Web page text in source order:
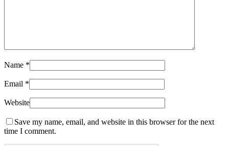
Name *
Email *
Website
Save my name, email, and website in this browser for the next
time I comment.